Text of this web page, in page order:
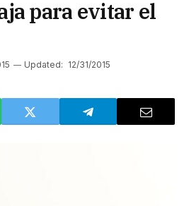
para evitar el
Updated: 12/31/2015